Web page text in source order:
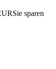
Sie sparen